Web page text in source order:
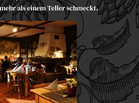
als einem Teller schmeckt.